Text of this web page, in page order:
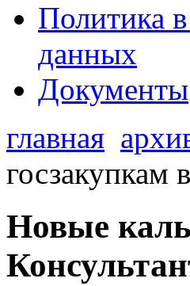
Политика
данных
Документы
главная
госзакупкам
Новые